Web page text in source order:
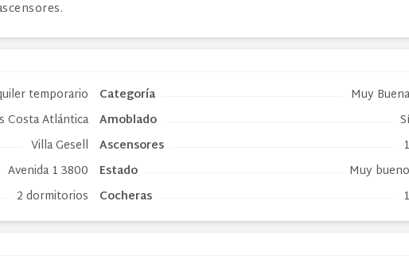
temporario
Costa Atlántica
Villa Gesell
Avenida 1 3800
2 dormitorios
Categoría
Muy Buena
Amoblado
Sí
Ascensores
1
Estado
Muy bueno
Cocheras
1